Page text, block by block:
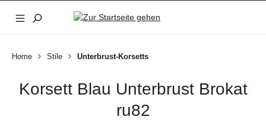
Zum Hauptinhalt springen
Home Stile Unterbrust-Korsetts
Korsett Blau Unterbrust Brokat
ru82